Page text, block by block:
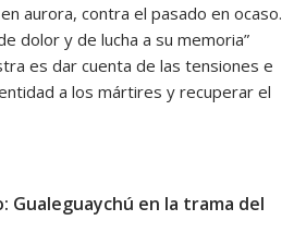
aurora, contra el pasado en ocaso.
dolor y de lucha a su memoria”
es dar cuenta de las tensiones e
a los mártires y recuperar el
Gualeguaychú en la trama del